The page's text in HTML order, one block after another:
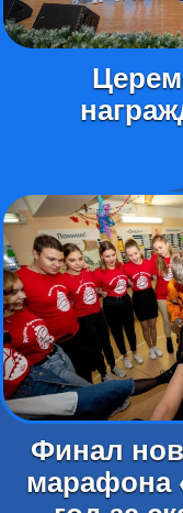
Финал
марафона